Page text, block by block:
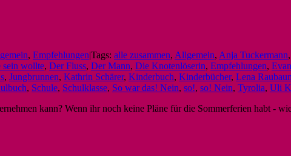
, Empfehlungen|Tags: alle zusammen, Allgemein, Anja Tuckermann,
sein wollte, Der Fluss, Der Mann, Die Knotenlöserin, Empfehlungen,
, Jungbrunnen, Kathrin Schärer, Kinderbuch, Kinderbücher, Lena
, Schule, Schulklasse, So war das! Nein, so!, so! Nein, Tyrolia, Uli
kann? Wenn ihr noch keine Pläne für die Sommerferien habt -